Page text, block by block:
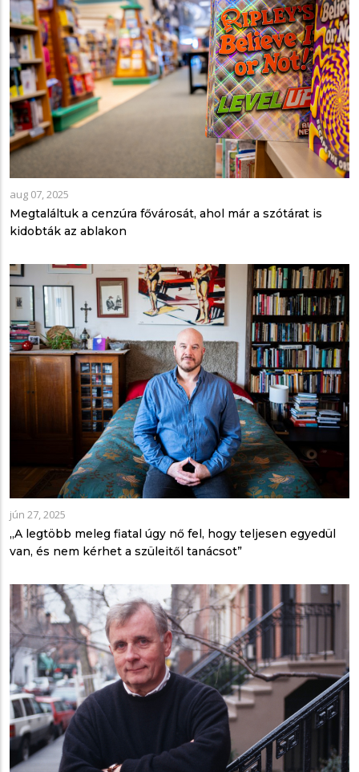
aug 07, 2025
Megtaláltuk a cenzúra fővárosát, ahol már a szótárat is
kidobták az ablakon
jún 27, 2025
„A legtöbb meleg fiatal úgy nő fel, hogy teljesen egyedül
van, és nem kérhet a szüleitől tanácsot”